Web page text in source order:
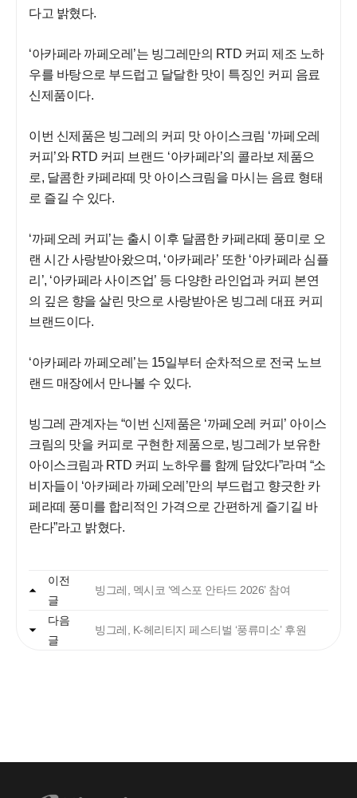
빙그레
다고 밝혔다.
‘아카페라 까페오레’는 빙그레만의 RTD 커피 제조 노하
우를 바탕으로 부드럽고 달달한 맛이 특징인 커피 음료
신제품이다.
이번 신제품은 빙그레의 커피 맛 아이스크림 ‘까페오레
커피’와 RTD 커피 브랜드 ‘아카페라’의 콜라보 제품으
로, 달콤한 카페라떼 맛 아이스크림을 마시는 음료 형태
로 즐길 수 있다.
‘까페오레 커피’는 출시 이후 달콤한 카페라떼 풍미로 오
랜 시간 사랑받아왔으며, ‘아카페라’ 또한 ‘아카페라 심플
리’, ‘아카페라 사이즈업’ 등 다양한 라인업과 커피 본연
의 깊은 향을 살린 맛으로 사랑받아온 빙그레 대표 커피
브랜드이다.
‘아카페라 까페오레’는 15일부터 순차적으로 전국 노브
랜드 매장에서 만나볼 수 있다.
빙그레 관계자는 “이번 신제품은 ‘까페오레 커피’ 아이스
크림의 맛을 커피로 구현한 제품으로, 빙그레가 보유한
아이스크림과 RTD 커피 노하우를 함께 담았다”라며 “소
비자들이 ‘아카페라 까페오레’만의 부드럽고 향긋한 카
페라떼 풍미를 합리적인 가격으로 간편하게 즐기길 바
란다”라고 밝혔다.
이전
글
빙그레, 멕시코 ‘엑스포 안타드 2026’ 참여
다음
글
빙그레, K-헤리티지 페스티벌 ‘풍류미소’ 후원